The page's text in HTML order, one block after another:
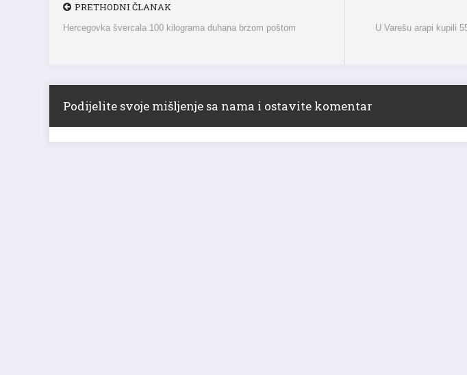
Podijelite svoje mišljenje sa nama i ostavite komentar